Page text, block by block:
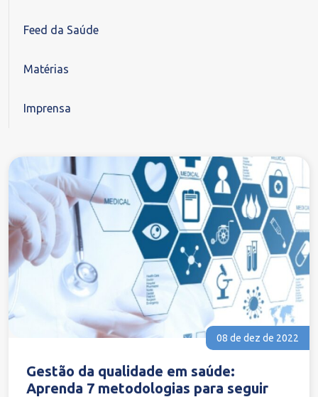
Feed da Saúde
Matérias
Imprensa
08 de dez de 2022
Gestão da qualidade em saúde:
Aprenda 7 metodologias para seguir